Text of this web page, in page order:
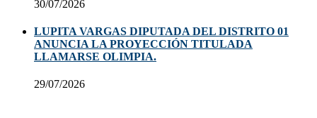
30/07/2026
LUPITA VARGAS DIPUTADA DEL DISTRITO 01
ANUNCIA LA PROYECCIÓN TITULADA
LLAMARSE OLIMPIA.
29/07/2026